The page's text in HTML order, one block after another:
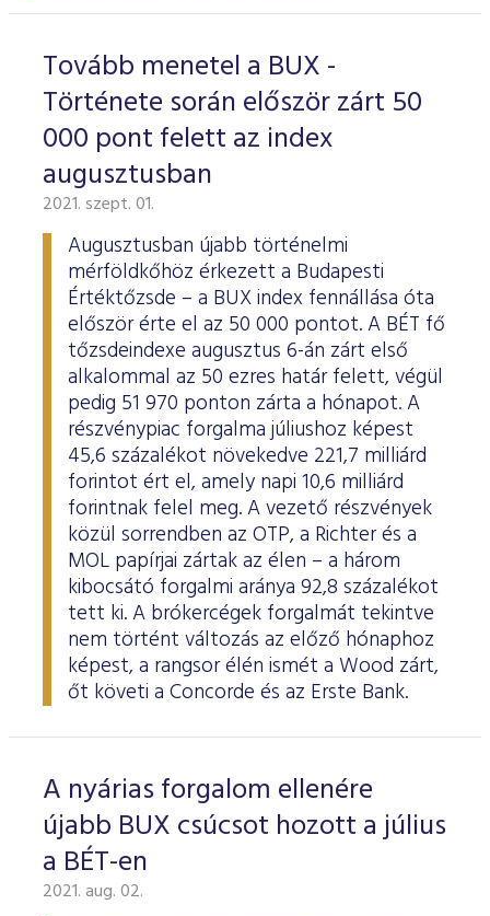
Tovább menetel a BUX -
Története során először zárt 50
000 pont felett az index
augusztusban
2021. szept. 01.
Augusztusban újabb történelmi
mérföldkőhöz érkezett a Budapesti
Értéktőzsde – a BUX index fennállása óta
először érte el az 50 000 pontot. A BÉT fő
tőzsdeindexe augusztus 6-án zárt első
alkalommal az 50 ezres határ felett, végül
pedig 51 970 ponton zárta a hónapot. A
részvénypiac forgalma júliushoz képest
45,6 százalékot növekedve 221,7 milliárd
forintot ért el, amely napi 10,6 milliárd
forintnak felel meg. A vezető részvények
közül sorrendben az OTP, a Richter és a
MOL papírjai zártak az élen – a három
kibocsátó forgalmi aránya 92,8 százalékot
tett ki. A brókercégek forgalmát tekintve
nem történt változás az előző hónaphoz
képest, a rangsor élén ismét a Wood zárt,
őt követi a Concorde és az Erste Bank.
A nyárias forgalom ellenére
újabb BUX csúcsot hozott a július
a BÉT-en
2021. aug. 02.